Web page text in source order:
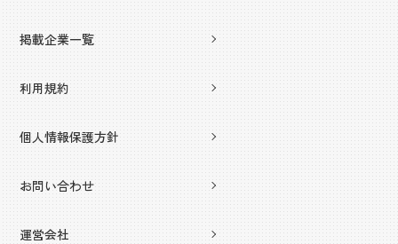
掲載企業一覧
利用規約
個人情報保護方針
お問い合わせ
運営会社